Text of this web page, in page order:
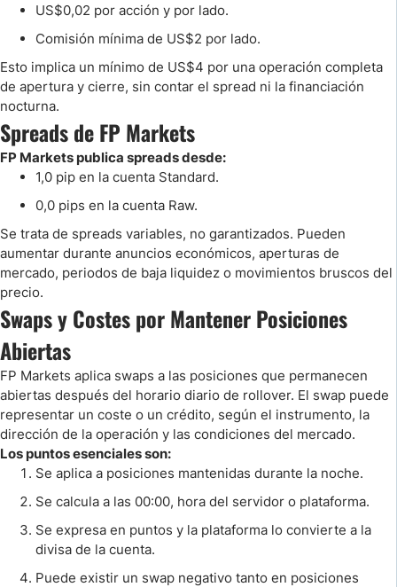
US$0,02 por acción y por lado.
Comisión mínima de US$2 por lado.
Esto implica un mínimo de US$4 por una operación completa
de apertura y cierre, sin contar el spread ni la financiación
nocturna.
Spreads de FP Markets
FP Markets publica spreads desde:
1,0 pip en la cuenta Standard.
0,0 pips en la cuenta Raw.
Se trata de spreads variables, no garantizados. Pueden
aumentar durante anuncios económicos, aperturas de
mercado, periodos de baja liquidez o movimientos bruscos del
precio.
Swaps y Costes por Mantener Posiciones
Abiertas
FP Markets aplica swaps a las posiciones que permanecen
abiertas después del horario diario de rollover. El swap puede
representar un coste o un crédito, según el instrumento, la
dirección de la operación y las condiciones del mercado.
Los puntos esenciales son:
Se aplica a posiciones mantenidas durante la noche.
Se calcula a las 00:00, hora del servidor o plataforma.
Se expresa en puntos y la plataforma lo convierte a la
divisa de la cuenta.
Puede existir un swap negativo tanto en posiciones